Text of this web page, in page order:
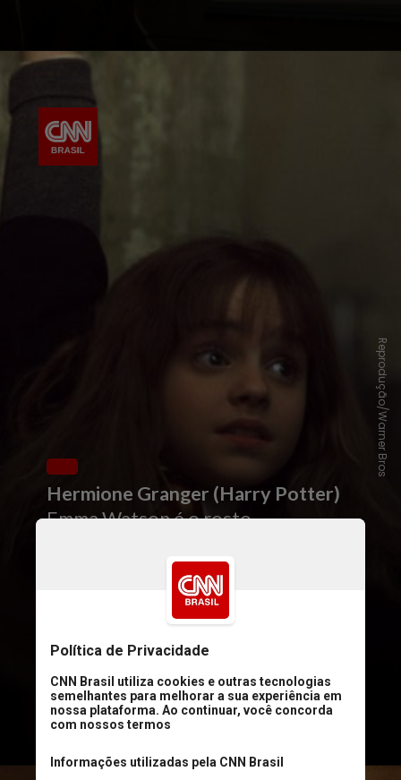
Hermione Granger (Harry Potter)
Emma Watson é o rosto
bruxa Hermione Granger na
adaptação cinematográfica de
“Harry Potter“, de J.K. Rowling
Reprodução/Warner Bros